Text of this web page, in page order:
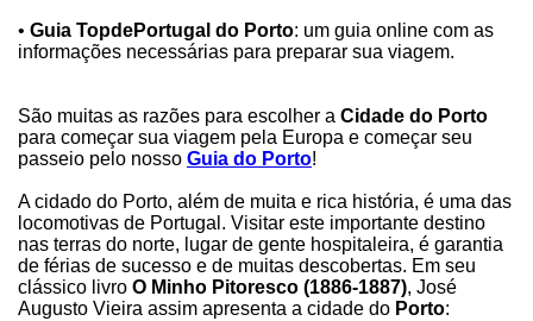
• Guia TopdePortugal do Porto: um guia online com as
informações necessárias para preparar sua viagem.
São muitas as razões para escolher a Cidade do Porto
para começar sua viagem pela Europa e começar seu
passeio pelo nosso Guia do Porto!
A cidado do Porto, além de muita e rica história, é uma das
locomotivas de Portugal. Visitar este importante destino
nas terras do norte, lugar de gente hospitaleira, é garantia
de férias de sucesso e de muitas descobertas. Em seu
clássico livro O Minho Pitoresco (1886-1887), José
Augusto Vieira assim apresenta a cidade do Porto: